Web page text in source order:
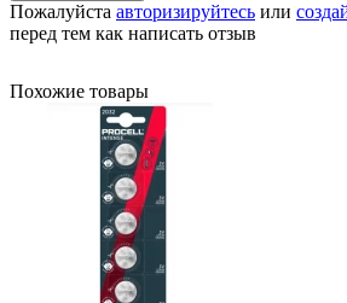
Пожалуйста авторизируйтесь или
перед тем как написать отзыв
Похожие товары